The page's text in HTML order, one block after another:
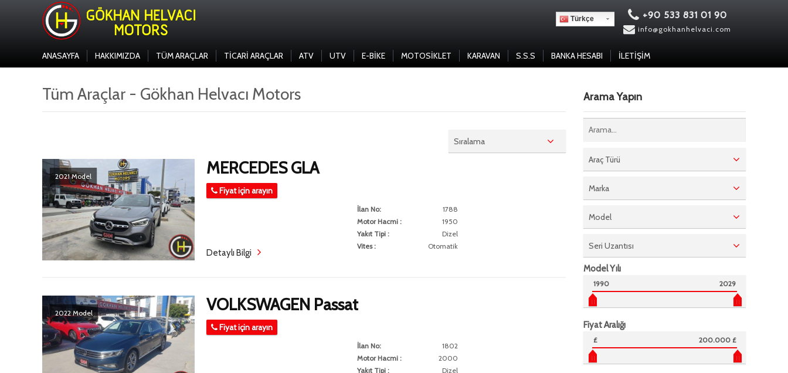
+90 533 831 01 90
info@gokhanhelvaci.com
Türkçe
ANASAYFA HAKKIMIZDA TÜM ARAÇLAR TICARI ARAÇLAR ATV UTV E-BIKE MOTOSIKLET KARAVAN S.S.S BANKA HESABI İLETIŞIM
Tüm Araçlar - Gökhan Helvacı Motors
Sıralama
2021 Model MERCEDES GLA
Fiyat için arayın
İlan No:
1788
Motor Hacmi :
1950
Yakıt Tipi :
Dizel
Vites :
Otomatik
Detaylı Bilgi
2022 Model VOLKSWAGEN Passat
Fiyat için arayın
İlan No:
1802
Motor Hacmi :
2000
Yakıt Tipi :
Dizel
Arama Yapın
Araç Türü
Marka
Model
Seri Uzantısı
Model Yılı
1990 2029
Fiyat Aralığı
£ 200.000 £